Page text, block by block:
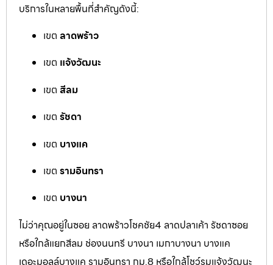
บริการในหลายพื้นที่สำคัญดังนี้:
เขต ลาดพร้าว
เขต แจ้งวัฒนะ
เขต สีลม
เขต รัชดา
เขต บางแค
เขต รามอินทรา
เขต บางนา
ไม่ว่าคุณอยู่ในซอย ลาดพร้าวโชคชัย4 ลาดปลาเค้า รัชดาซอย
หรือใกล้แยกสีลม ช่องนนทรี บางนา เมกาบางนา บางแค
เดอะมอลล์บางแค รามอินทรา กม.8 หรือใกล้โชว์รูมแจ้งวัฒนะ